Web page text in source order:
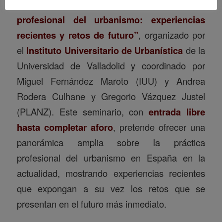
profesional del urbanismo: experiencias
recientes y retos de futuro”, organizado por
el Instituto Universitario de Urbanística de la
Universidad de Valladolid y coordinado por
Miguel Fernández Maroto (IUU) y Andrea
Rodera Culhane y Gregorio Vázquez Justel
(PLANZ). Este seminario, conentrada libre
hasta completar aforo, pretende ofrecer una
panorámica amplia sobre la práctica
profesional del urbanismo en España en la
actualidad, mostrando experiencias recientes
que expongan a su vez los retos que se
presentan en el futuro más inmediato.